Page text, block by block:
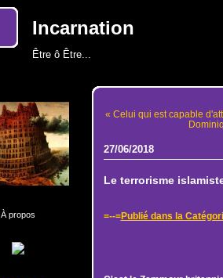
Incarnation
Être ô Être...
À propos
« Celui qui est capable
27/06/2018
Le terrorisme
=--=Publié dans la